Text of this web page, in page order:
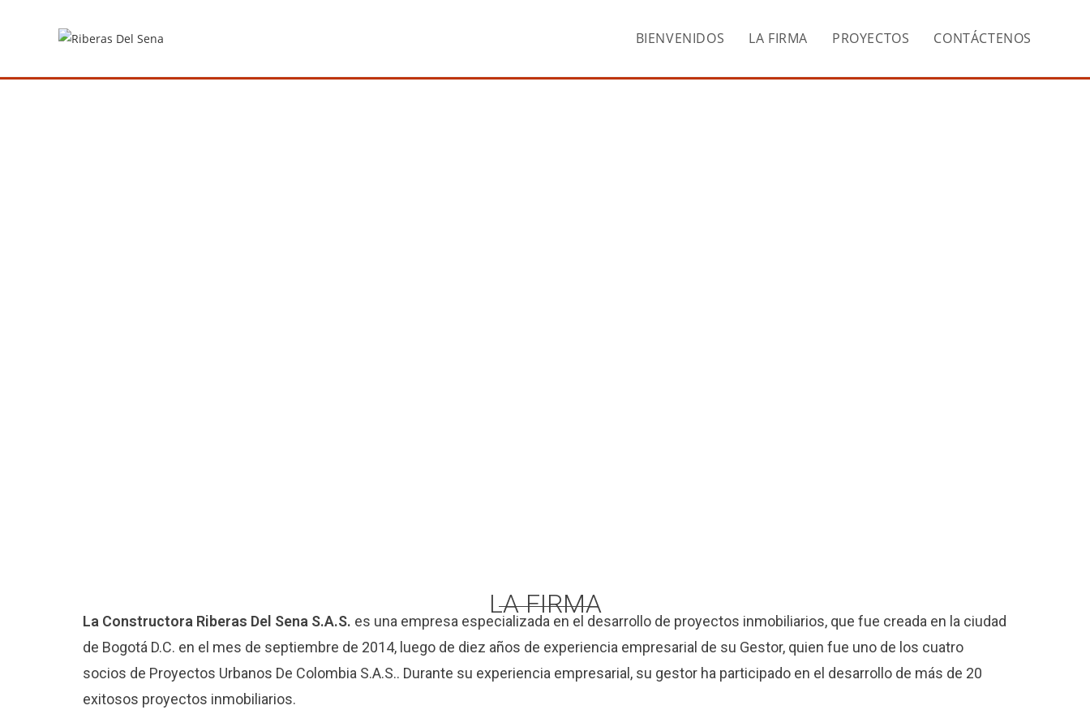
BIENVENIDOS LA FIRMA PROYECTOS CONTÁCTENOS
LA FIRMA
La Constructora Riberas Del Sena S.A.S. es una empresa especializada en el desarrollo de proyectos inmobiliarios, que fue creada en la ciudad
de Bogotá D.C. en el mes de septiembre de 2014, luego de diez años de experiencia empresarial de su Gestor, quien fue uno de los cuatro
socios de Proyectos Urbanos De Colombia S.A.S.. Durante su experiencia empresarial, su gestor ha participado en el desarrollo de más de 20
exitosos proyectos inmobiliarios.